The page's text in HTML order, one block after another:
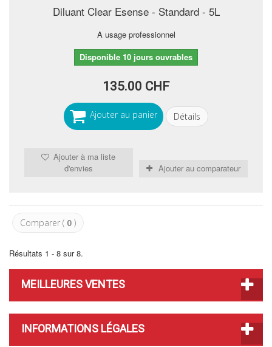
Diluant Clear Esense - Standard - 5L
A usage professionnel
Disponible 10 jours ouvrables
135.00 CHF
Ajouter au panier Détails
Ajouter à ma liste
d'envies
Ajouter au comparateur
Comparer ( 0 )
Résultats 1 - 8 sur 8.
MEILLEURES VENTES
INFORMATIONS LÉGALES